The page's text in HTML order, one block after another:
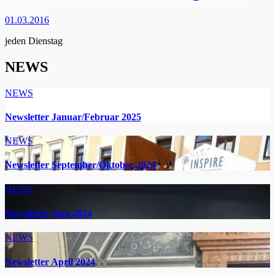
01.03.2016
jeden Dienstag
NEWS
NEWS
Newsletter Januar/Februar 2025
NEWS
Newsletter September/Oktober 2024
NEWS
Newsletter Juni 2024
NEWS
Newsletter April 2024